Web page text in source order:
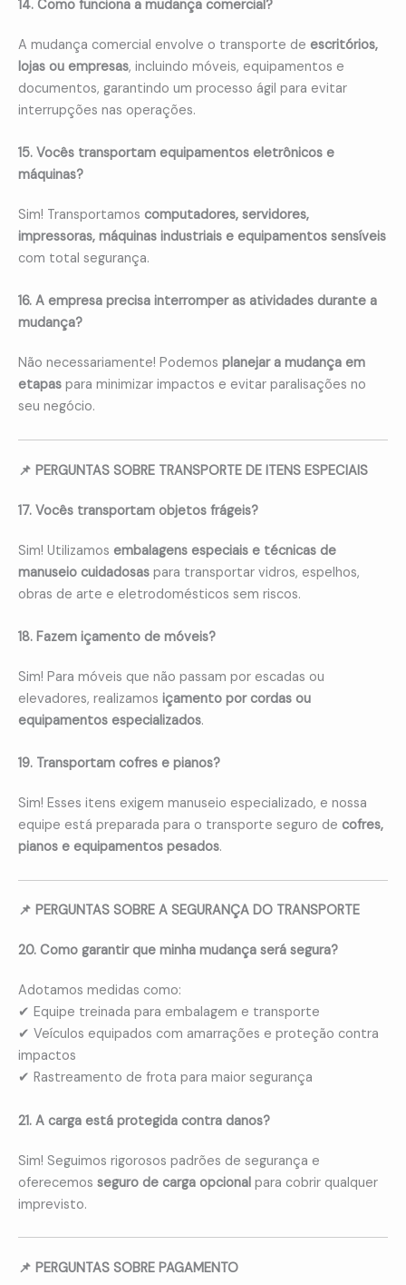
14. Como funciona a mudança comercial?
A mudança comercial envolve o transporte de escritórios,
lojas ou empresas, incluindo móveis, equipamentos e
documentos, garantindo um processo ágil para evitar
interrupções nas operações.
15. Vocês transportam equipamentos eletrônicos e
máquinas?
Sim! Transportamos computadores, servidores,
impressoras, máquinas industriais e equipamentos sensíveis
com total segurança.
16. A empresa precisa interromper as atividades durante a
mudança?
Não necessariamente! Podemos planejar a mudança em
etapas para minimizar impactos e evitar paralisações no
seu negócio.
📌 PERGUNTAS SOBRE TRANSPORTE DE ITENS ESPECIAIS
17. Vocês transportam objetos frágeis?
Sim! Utilizamos embalagens especiais e técnicas de
manuseio cuidadosas para transportar vidros, espelhos,
obras de arte e eletrodomésticos sem riscos.
18. Fazem içamento de móveis?
Sim! Para móveis que não passam por escadas ou
elevadores, realizamos içamento por cordas ou
equipamentos especializados.
19. Transportam cofres e pianos?
Sim! Esses itens exigem manuseio especializado, e nossa
equipe está preparada para o transporte seguro de cofres,
pianos e equipamentos pesados.
📌 PERGUNTAS SOBRE A SEGURANÇA DO TRANSPORTE
20. Como garantir que minha mudança será segura?
Adotamos medidas como:
✔ Equipe treinada para embalagem e transporte
✔ Veículos equipados com amarrações e proteção contra
impactos
✔ Rastreamento de frota para maior segurança
21. A carga está protegida contra danos?
Sim! Seguimos rigorosos padrões de segurança e
oferecemos seguro de carga opcional para cobrir qualquer
imprevisto.
📌 PERGUNTAS SOBRE PAGAMENTO